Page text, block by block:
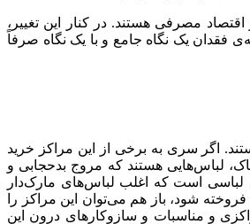
مصرفی هستند. در کنار این تغییر،
فقدان یک نگاه جامع و با یک نگاه صرفاً
اگر سری به برخی از این مراکز خرید
لباس‌هایی هستند که مروج بدحجابی و
لباسی است که اغلب لباس‌های مارک‌دار
شود، باز هم می‌توان این مراکز را
و مناسبات و سازوکارهای درون این